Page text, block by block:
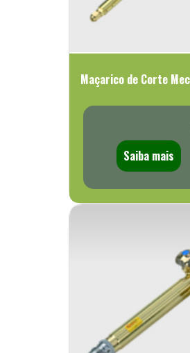
Maçarico de Corte
Saiba mais